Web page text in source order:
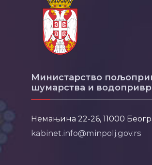
Министарство
шумарства и
Немањина 22-26, 11000
kabinet.info@minpolj.gov.rs